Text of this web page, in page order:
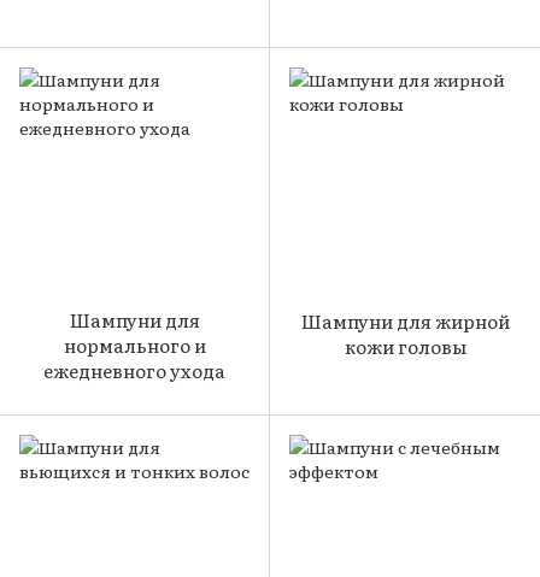
Шампуни для
нормального и
ежедневного ухода
Шампуни для жирной
кожи головы